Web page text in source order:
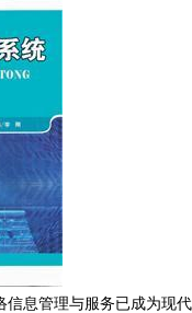
信息管理与服务已成为现代